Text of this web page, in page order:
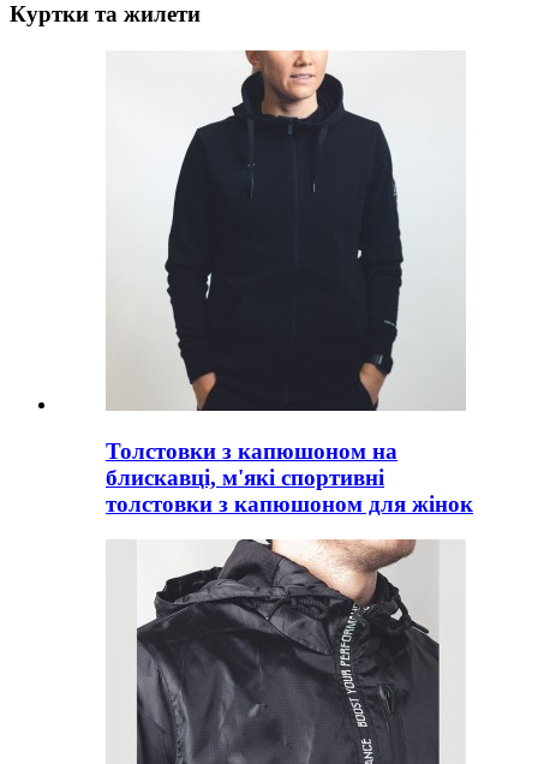
Куртки та жилети
Толстовки з капюшоном на
блискавці, м'які спортивні
толстовки з капюшоном для жінок